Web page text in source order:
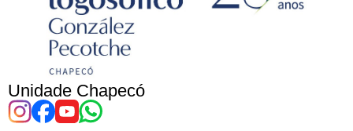
Unidade Chapecó